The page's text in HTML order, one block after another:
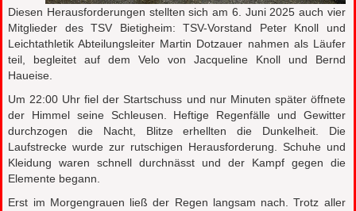
Diesen Herausforderungen stellten sich am 6. Juni 2025 auch vier
Mitglieder des TSV Bietigheim: TSV-Vorstand Peter Knoll und
Leichtathletik Abteilungsleiter Martin Dotzauer nahmen als Läufer
teil, begleitet auf dem Velo von Jacqueline Knoll und Bernd
Haueise.
Um 22:00 Uhr fiel der Startschuss und nur Minuten später öffnete
der Himmel seine Schleusen. Heftige Regenfälle und Gewitter
durchzogen die Nacht, Blitze erhellten die Dunkelheit. Die
Laufstrecke wurde zur rutschigen Herausforderung. Schuhe und
Kleidung waren schnell durchnässt und der Kampf gegen die
Elemente begann.
Erst im Morgengrauen ließ der Regen langsam nach. Trotz aller